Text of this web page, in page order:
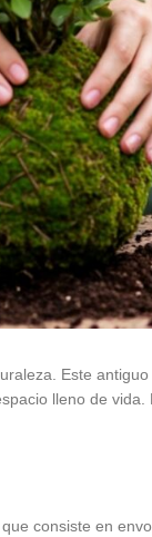
Este
lleno de
consiste en